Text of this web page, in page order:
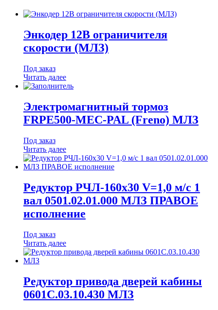
Энкодер 12В ограничителя
скорости (МЛЗ)
Под заказ
Читать далее
Электромагнитный тормоз
FRPE500-MEC-PAL (Freno) МЛЗ
Под заказ
Читать далее
Редуктор РЧЛ-160х30 V=1,0 м/с 1
вал 0501.02.01.000 МЛЗ ПРАВОЕ
исполнение
Под заказ
Читать далее
Редуктор привода дверей кабины
0601С.03.10.430 МЛЗ